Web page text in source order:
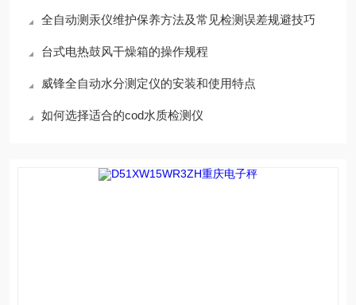
全自动测汞仪维护保养方法及常见检测误差规避技巧
台式电热鼓风干燥箱的操作规程
威锋全自动水分测定仪的安装和使用特点
如何选择适合的cod水质检测仪